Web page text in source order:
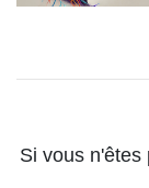
Si vous n'êtes